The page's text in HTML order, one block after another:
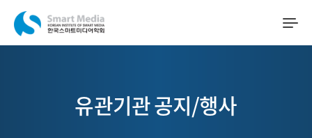
유관기관 공지/행사